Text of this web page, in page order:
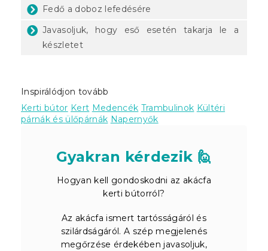
Fedő a doboz lefedésére
Javasoljuk, hogy eső esetén takarja le a
készletet
Inspirálódjon tovább
Kerti bútor Kert Medencék Trambulinok Kültéri
párnák és ülőpárnák Napernyők
Gyakran kérdezik 🙋
Hogyan kell gondoskodni az akácfa
kerti bútorról?
Az akácfa ismert tartósságáról és
szilárdságáról. A szép megjelenés
megőrzése érdekében javasoljuk,